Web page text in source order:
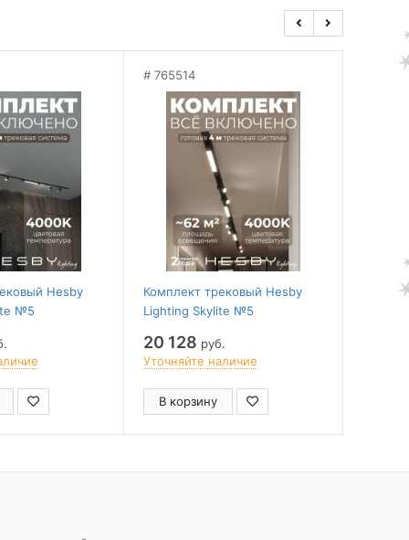
Hesby
№5
765514
Комплект трековый Hesby
Lighting Skylite №5
20 128 руб.
Уточняйте наличие
В корзину